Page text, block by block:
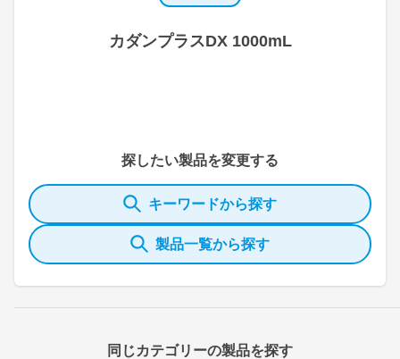
カダンプラスDX 1000mL
探したい製品を変更する
キーワードから探す
製品一覧から探す
同じカテゴリーの製品を探す